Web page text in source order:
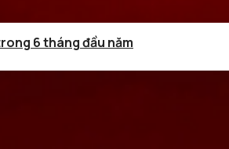
6 tháng đầu năm